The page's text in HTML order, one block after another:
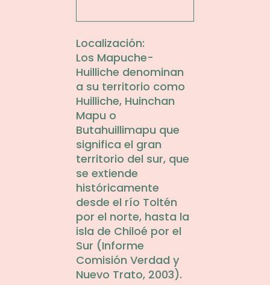
Localización:
Los Mapuche-
Huilliche denominan
a su territorio como
Huilliche, Huinchan
Mapu o
Butahuillimapu que
significa el gran
territorio del sur, que
se extiende
históricamente
desde el río Toltén
por el norte, hasta la
isla de Chiloé por el
Sur (Informe
Comisión Verdad y
Nuevo Trato, 2003).